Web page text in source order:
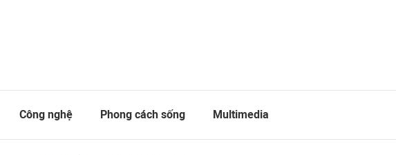
Công nghệ Phong cách sống Multimedia